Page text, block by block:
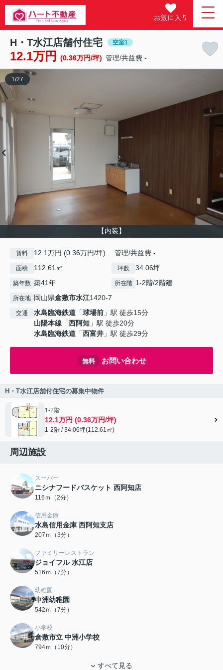
お気に入り
H・T水江店舗付住宅 空室1
12.1万円 (0.36万円/坪) 管理/共益費 -
【内装】
1 /27
賃料 12.1万円 (0.36万円/坪) 管理/共益費 -
面積 112.61㎡ 坪数 34.06坪
築年数 築41年 所在階 1-2階/2階建
所在地 岡山県倉敷市水江1420-7
交通 水島臨海鉄道 「球場前 」駅 徒歩15分
山陽本線 「西阿知 」駅 徒歩20分
水島臨海鉄道 「西富井 」駅 徒歩29分
無料 お問い合わせ
H・T水江店舗付住宅の募集中物件
1-2階
12.1万円 (0.36万円/坪)
1-2階 / 34.06坪(112.61㎡)
周辺施設
スーパー
ニシナフードバスケット 西阿知店
116ｍ（2分）
信用金庫
水島信用金庫 西阿知支店
207ｍ（3分）
ファミリーレストラン
ジョイフル 水江店
516ｍ（7分）
幼稚園
中洲幼稚園
542ｍ（7分）
小学校
倉敷市立 中洲小学校
794ｍ（10分）
すべて見る